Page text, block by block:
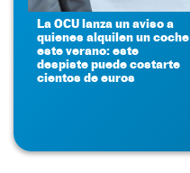
La OCU lanza un aviso a
quienes alquilen un coche
este verano: este
despiste puede costarte
cientos de euros